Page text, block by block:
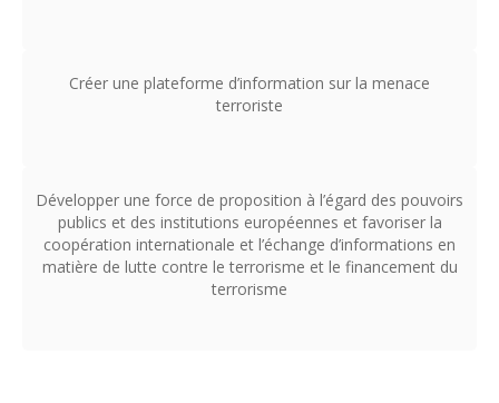
Créer une plateforme d’information sur la menace
terroriste
Développer une force de proposition à l’égard des pouvoirs
publics et des institutions européennes et favoriser la
coopération internationale et l’échange d’informations en
matière de lutte contre le terrorisme et le financement du
terrorisme